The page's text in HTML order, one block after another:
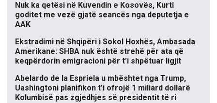
Nuk ka qetësi në Kuvendin e Kosovës, Kurti
goditet me vezë gjatë seancës nga deputetja e
AAK
Ekstradimi në Shqipëri i Sokol Hoxhës, Ambasada
Amerikane: SHBA nuk është strehë për ata që
keqpërdorin emigracioni për t’i shpëtuar ligjit
Abelardo de la Espriela u mbështet nga Trump,
Uashingtoni planifikon t’i ofrojë 1 miliard dollarë
Kolumbisë pas zgjedhjes së presidentit të ri